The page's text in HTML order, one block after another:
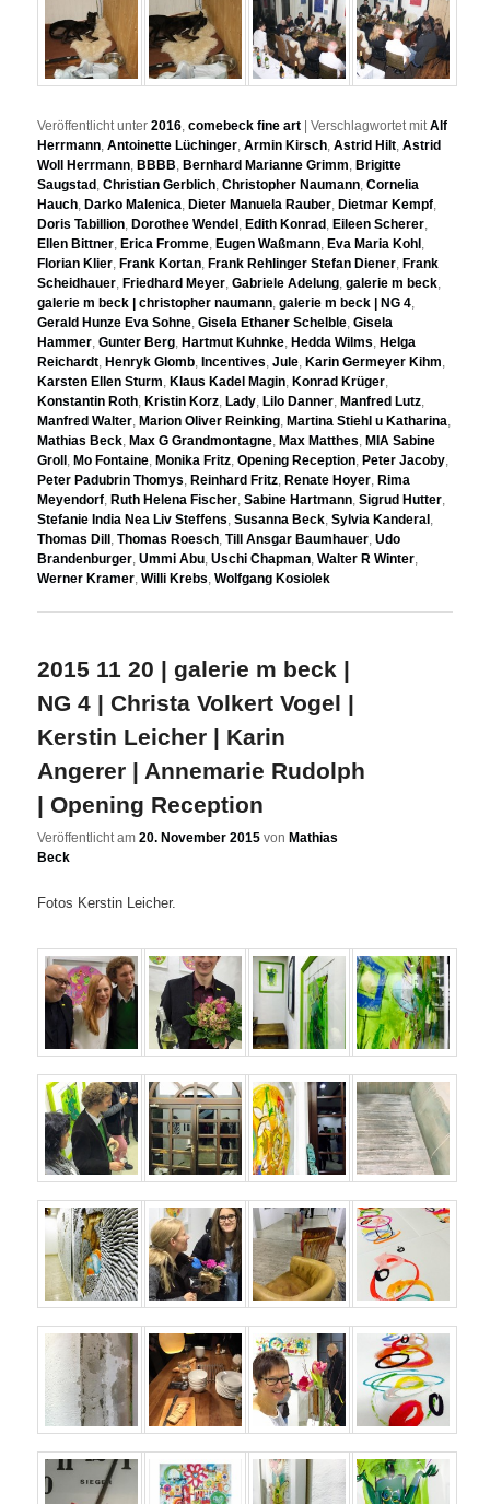
Veröffentlicht unter 2016,comebeck fine art |Verschlagwortet mit Alf
Herrmann,Antoinette Lüchinger,Armin Kirsch,Astrid Hilt,Astrid
Woll Herrmann, BBBB, Bernhard Marianne Grimm, Brigitte
Saugstad ,Christian Gerblich,Christopher Naumann,Cornelia
Hauch, Darko Malenica, Dieter Manuela Rauber, Dietmar Kempf,
Doris Tabillion, Dorothee Wendel , Edith Konrad , Eileen Scherer,
Ellen Bittner, Erica Fromme, Eugen Waßmann, Eva Maria Kohl ,
Florian Klier, Frank Kortan, Frank Rehlinger Stefan Diener, Frank
Scheidhauer, Friedhard Meyer,Gabriele Adelung,galerie m beck,
galerie m beck | christopher naumann,galerie m beck | NG 4,
Gerald Hunze Eva Sohne,Gisela Ethaner Schelble,Gisela
Hammer,Gunter Berg, Hartmut Kuhnke, Hedda Wilms, Helga
Reichardt, Henryk Glomb, Incentives,Jule, Karin Germeyer Kihm,
Karsten Ellen Sturm, Klaus Kadel Magin, Konrad Krüger,
Konstantin Roth, Kristin Korz, Lady, Lilo Danner, Manfred Lutz,
Manfred Walter, Marion Oliver Reinking, Martina Stiehl u Katharina,
Mathias Beck, Max G Grandmontagne, Max Matthes, MIA Sabine
Groll , Mo Fontaine, Monika Fritz,Opening Reception, Peter Jacoby,
Peter Padubrin Thomys, Reinhard Fritz, Renate Hoyer, Rima
Meyendorf, Ruth Helena Fischer,Sabine Hartmann,Sigrud Hutter,
Stefanie India Nea Liv Steffens,Susanna Beck,Sylvia Kanderal ,
Thomas Dill ,Thomas Roesch,Till Ansgar Baumhauer,Udo
Brandenburger,Ummi Abu,Uschi Chapman,Walter R Winter,
Werner Kramer,Willi Krebs,Wolfgang Kosiolek
2015 11 20 | galerie m beck |
NG 4 | Christa Volkert Vogel |
Kerstin Leicher | Karin
Angerer | Annemarie Rudolph
| Opening Reception
Veröffentlicht am20. November 2015 von Mathias
Beck
Fotos Kerstin Leicher.